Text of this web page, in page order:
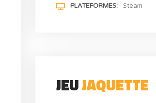
PLATEFORMES Steam
JEUJAQUETTE